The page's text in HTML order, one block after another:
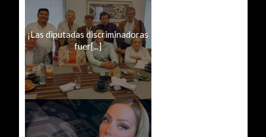
¡Las diputadas discriminadoras
fuer[...]